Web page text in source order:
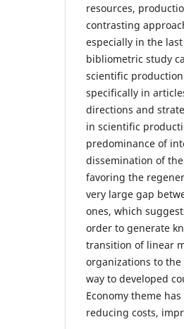
resources,
contrasting
especially in the
bibliometric study
scientific
specifically in
directions and
in scientific
predominance of
dissemination of
favoring the
very large gap
ones, which
order to generate
transition of linear
organizations to
way to developed
Economy theme
reducing costs,